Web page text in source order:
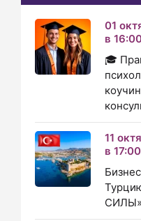
01
в
🎓
11
в 17:00
СИЛЫ»